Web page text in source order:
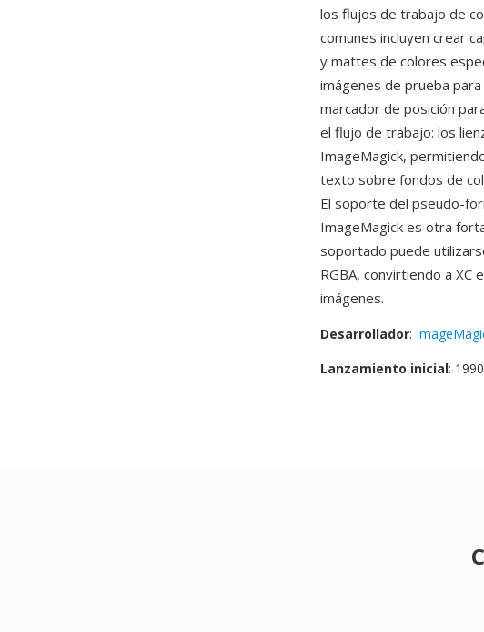
los flujos de trabajo de
comunes incluyen crear
y mattes de colores
imágenes de prueba
marcador de posición
el flujo de trabajo: los
ImageMagick,
texto sobre fondos de
El soporte del pseudo-
ImageMagick es otra
soportado puede
RGBA, convirtiendo a XC
imágenes.
Desarrollador:
Lanzamiento inicial: 1990